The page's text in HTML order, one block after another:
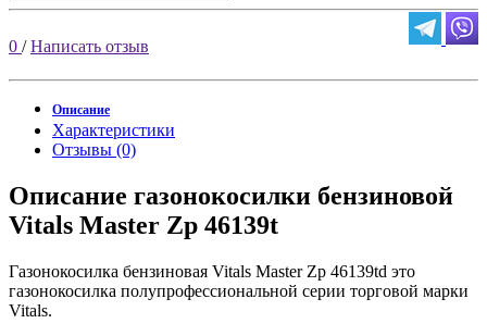
0 /Написать отзыв
Описание
Характеристики
Отзывы (0)
Описание газонокосилки бензиновой
Vitals Master Zp 46139t
Газонокосилка бензиновая Vitals Master Zp 46139td это
газонокосилка полупрофессиональной серии торговой марки
Vitals.